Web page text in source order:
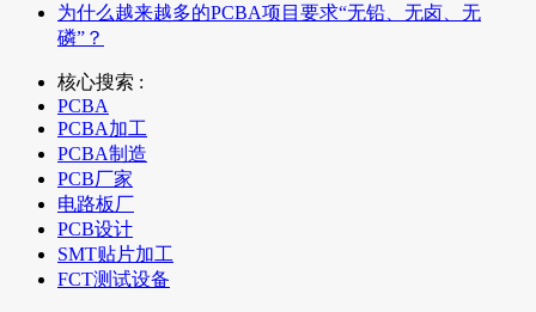
为什么越来越多的PCBA项目要求“无铅、无卤、无
磷”？
核心搜索 :
PCBA
PCBA加工
PCBA制造
PCB厂家
电路板厂
PCB设计
SMT贴片加工
FCT测试设备